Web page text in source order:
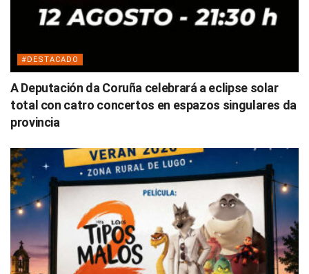
#DESTACADO
A Deputación da Coruña celebrará a eclipse solar
total con catro concertos en espazos singulares da
provincia